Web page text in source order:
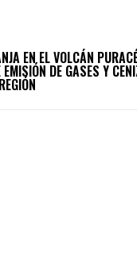
EN EL VOLCÁN
DE GASES Y